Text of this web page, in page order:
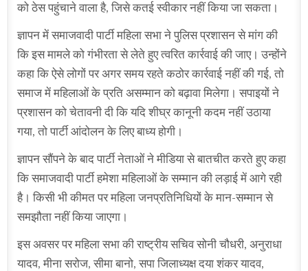
को ठेस पहुंचाने वाला है, जिसे कतई स्वीकार नहीं किया जा सकता।
ज्ञापन में समाजवादी पार्टी महिला सभा ने पुलिस प्रशासन से मांग की
कि इस मामले को गंभीरता से लेते हुए त्वरित कार्रवाई की जाए। उन्होंने
कहा कि ऐसे लोगों पर अगर समय रहते कठोर कार्रवाई नहीं की गई, तो
समाज में महिलाओं के प्रति असम्मान को बढ़ावा मिलेगा। सपाइयों ने
प्रशासन को चेतावनी दी कि यदि शीघ्र कानूनी कदम नहीं उठाया
गया, तो पार्टी आंदोलन के लिए बाध्य होगी।
ज्ञापन सौंपने के बाद पार्टी नेताओं ने मीडिया से बातचीत करते हुए कहा
कि समाजवादी पार्टी हमेशा महिलाओं के सम्मान की लड़ाई में आगे रही
है। किसी भी कीमत पर महिला जनप्रतिनिधियों के मान-सम्मान से
समझौता नहीं किया जाएगा।
इस अवसर पर महिला सभा की राष्ट्रीय सचिव सोनी चौधरी, अनुराधा
यादव, मीना सरोज, सीमा बानो, सपा जिलाध्यक्ष दया शंकर यादव,